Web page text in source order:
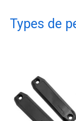
Types de